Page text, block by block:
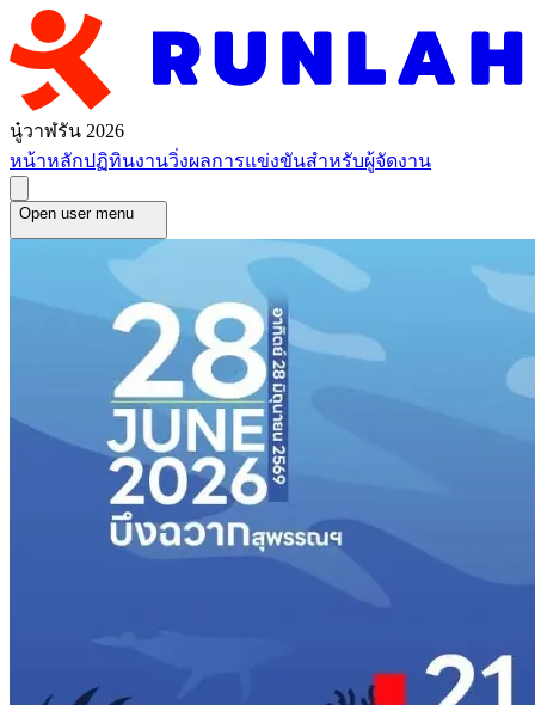
นู๋วาฬรัน 2026
หน้าหลักปฏิทินงานวิ่งผลการแข่งขันสำหรับผู้จัดงาน
Open user menu